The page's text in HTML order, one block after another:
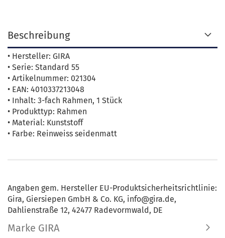
Beschreibung
• Hersteller: GIRA
• Serie: Standard 55
• Artikelnummer: 021304
• EAN: 4010337213048
• Inhalt: 3-fach Rahmen, 1 Stück
• Produkttyp: Rahmen
• Material: Kunststoff
• Farbe: Reinweiss seidenmatt
Angaben gem. Hersteller EU-Produktsicherheitsrichtlinie:
Gira, Giersiepen GmbH & Co. KG, info@gira.de,
Dahlienstraße 12, 42477 Radevormwald, DE
Marke GIRA